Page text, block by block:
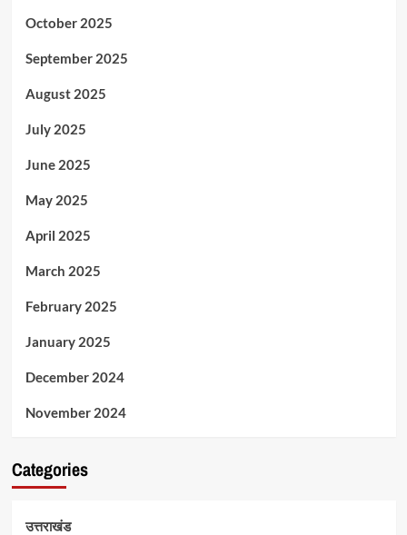
October 2025
September 2025
August 2025
July 2025
June 2025
May 2025
April 2025
March 2025
February 2025
January 2025
December 2024
November 2024
Categories
उत्तराखंड